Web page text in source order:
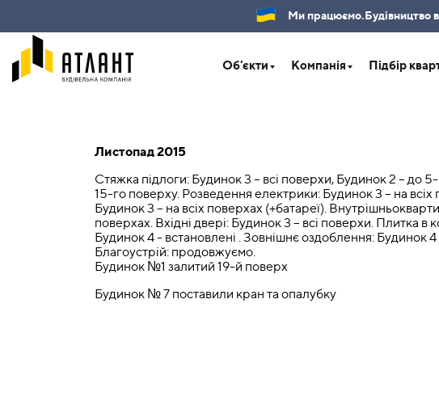
Ми працюємо.Будівництво
Об'єкти Компанія Підбір
Листопад 2015
Стяжка підлоги: Будинок 3 – всі поверхи, Будинок 2 – до
15-го поверху. Розведення електрики: Будинок 3 – на
Будинок 3 – на всіх поверхах (+батареї).
поверхах. Вхідні двері: Будинок 3 – всі поверхи. Плитка
Будинок 4 - встановлені . Зовнішнє оздоблення: Будинок 4
Благоустрій: продовжуємо.
Будинок №1 залитий 19-й поверх
Будинок № 7 поставили кран та опалубку